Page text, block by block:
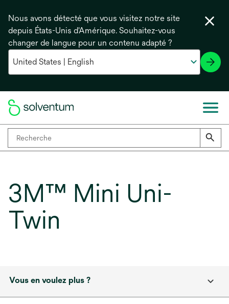
Nous avons détecté que vous visitez notre site
depuis États-Unis d'Amérique. Souhaitez-vous
changer de langue pour un contenu adapté ?
3M™ Mini Uni-
Twin
Vous en voulez plus ?